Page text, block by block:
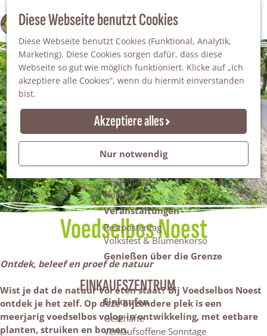
Diese Webseite benutzt Cookies
Diese Webseite benutzt Cookies (Funktional, Analytik,
Marketing). Diese Cookies sorgen dafür, dass diese
Webseite so gut wie möglich funktioniert. Klicke auf „Ich
akzeptiere alle Cookies“, wenn du hiermit einverstanden
bist.
Akzeptiere alles
Nur notwendig
100% WINTERSWIJK
S
u
c
h
e
n
M
e
n
ü
Da staunt man!
Freiheitsbäume
Natur
Naturgebiete
Nationaler Landschaftspark Winterswijk
Der Steingrube
Gärten & Parks
Übernachten
Campingplätze & Ferienparks
Gruppenunterkünfte
Bed & Breakfasts
Ferienhäuser
Hotels
Veranstaltungen
Restpostentag
Volksfest & Blumenkorso
Genießen über die Grenze
EINKAUFSZENTRUM
Einkaufen
Geschäfte
Verkaufsoffene Sonntage
Voedselbos Noest
Ontdek, beleef en proef de natuur
Wist je dat de natuur vol eten staat? Bij Voedselbos Noest
ontdek je het zelf. Op deze bijzondere plek is een
meerjarig voedselbos volop in ontwikkeling, met eetbare
planten, struiken en bomen.